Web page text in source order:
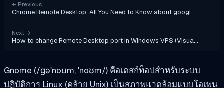
← Previous
Chrome Remote Desktop: All You Need to Know about googl…
Next →
How to change Remote Desktop port in Windows VPS (Visua…
Gnome (‎/ɡəˈnoʊm, ˈnoʊm/‎) คือเดสก์ท็อปสำหรับระบบ
ปฏิบัติการ Linux (คล้าย Unix) เป็นสภาพแวดล้อมแบบโอเพน